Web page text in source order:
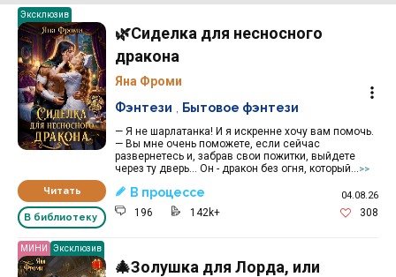
Эксклюзив
Читать
В библиотеку
🌿Сиделка для несносного
дракона
Яна Фроми
— Я не шарлатанка! И я искренне хочу вам помочь.
— Вы мне очень поможете, если сейчас
развернетесь и, забрав свои пожитки, выйдете
через ту дверь… Он - дракон без огня, который...>>
Фэнтези Бытовое фэнтези
В процессе 04.08.26
196 142k+ 308
МИНИ Эксклюзив
🎄Золушка для Лорда, или